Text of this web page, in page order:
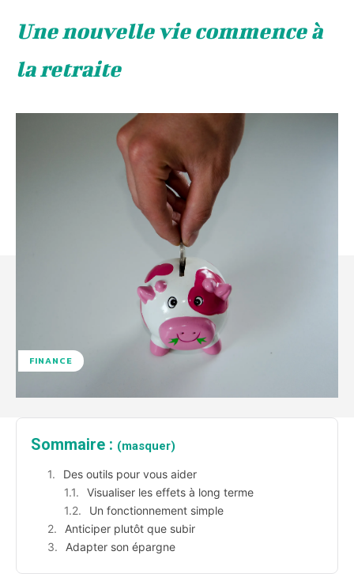
Une nouvelle vie commence à
la retraite
FINANCE
Sommaire : (masquer)
Des outils pour vous aider
Visualiser les effets à long terme
Un fonctionnement simple
Anticiper plutôt que subir
Adapter son épargne